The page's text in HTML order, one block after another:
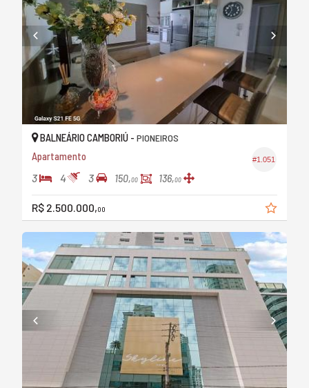
#1.051
BALNEÁRIO CAMBORIÚ - PIONEIROS
Apartamento
3 4 3 150,00 136,00
R$ 2.500.000,00